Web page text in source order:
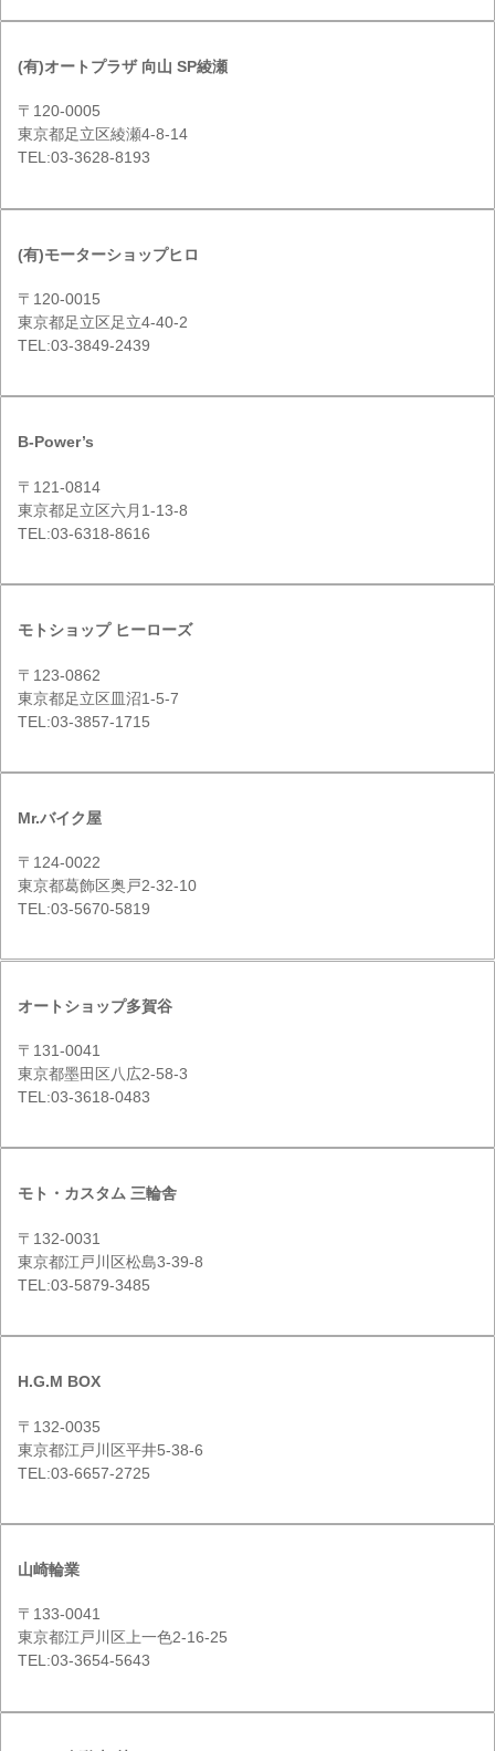
(有)オートプラザ 向山 SP綾瀬
〒120-0005
東京都足立区綾瀬4-8-14
TEL:03-3628-8193
(有)モーターショップヒロ
〒120-0015
東京都足立区足立4-40-2
TEL:03-3849-2439
B-Power’s
〒121-0814
東京都足立区六月1-13-8
TEL:03-6318-8616
モトショップ ヒーローズ
〒123-0862
東京都足立区皿沼1-5-7
TEL:03-3857-1715
Mr.バイク屋
〒124-0022
東京都葛飾区奥戸2-32-10
TEL:03-5670-5819
オートショップ多賀谷
〒131-0041
東京都墨田区八広2-58-3
TEL:03-3618-0483
モト・カスタム 三輪舎
〒132-0031
東京都江戸川区松島3-39-8
TEL:03-5879-3485
H.G.M BOX
〒132-0035
東京都江戸川区平井5-38-6
TEL:03-6657-2725
山崎輪業
〒133-0041
東京都江戸川区上一色2-16-25
TEL:03-3654-5643